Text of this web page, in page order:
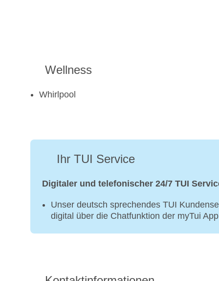
Wellness
Whirlpool
Ihr TUI Service
Digitaler und telefonischer 24/7 TUI
Unser deutsch sprechendes TUI
digital über die Chatfunktion der myTui